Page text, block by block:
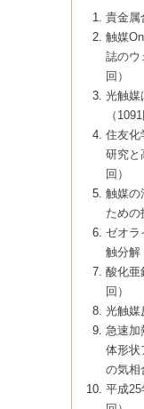
8号 高機能化
触媒の最近の
7号 持続可能
触媒関連技術
5号 若手会員
企業編
6号 第102回
7号 触媒・化
8号 若手研
2：大学・研
5号 こんな
の可能性―
7号 『結晶
8号 イオン液
5号 水素製
しい展開
6号 第98回触
7号 基礎化
8号 多機能型
4号 水分解用
5号 時間分
6号 第96回触
8号 超臨界
2号 第93回触
3号 特殊エネ
4号 生体内
5号 ファイン
6号 第94回
7号 サブナ
8号 オレフィ
1号 なぜこ
2号 第91回
3号 最近の自
4号 触媒研究
5号 基礎化
6号 第92回
7号 基礎化学
8号 資源の循
▼44巻（2002
1号 高次制
2号 第89回触
3号 触媒を利
4号 ナノ材料
5号 こんな触
6号 第90回
7号 触媒研究
8号 若い世代
▼43巻（
1号 グリーン
2号 第87回触
3号 生体触媒
4号 水素製
5号 触媒研究
ビナトリアル
6号 第88回
7号 企業に
8号 この材
▼42巻（2000
1号 触媒反
2号 第85回触
3号 反応ダイ
5号 触媒の
6号 第86回
7号 水素化精
8号 新しい反
クラスタ-化学
▼41巻（
1号 孔、穴、
2号 第83回
3号 均一系触
4号 実用炭
5号 研究の
7号 機能性
8号 触媒研究
▼40巻（1998
進展と21世
媒学会この
2号 第81回
3号 計算機触
4号 触媒劣
5号 最新の実
6号 第82回
7号 ナノ構造
8号 あの反応
1号 均一系と
接点
2号 第79回
3号 最新NO
4号 新しい
5号 反応・分
6号 第80回
8号 AFMでみ
▼38巻（1996
1号 触媒の構
する21世紀へ
3号 オリン
な触媒作用を
4号 触媒作用
5号 未来を
6号 第78回触
7号 ダイナ
開/C1化学を
▼37巻（
1号 ファイン
2号 第75回
3号 希土類
4号 触媒とリ
5号 エネルギ
6号 第76回
7号 表面吸着
8号 マイクロ
▼36巻（1994
1号 電気化学
2号 第73回
3号 C4化学の
4号 《通常号
5号 《通常号
6号 第74回
▼35巻（
1号 工業触
業化まで
2号 第71回触
3号 研究開
4号 触媒劣
5号 環境に優
▼34巻（
1号 インパク
2号 第69回
3号 ケミカ
▼33巻（
1号 触媒プ
ら工業化ま
2号 第67回
▼32巻（
1号 21世紀
す―触媒化学
2号 第65回触
▼31巻（1989
1号 情報科学
▼30巻（
貴金属
触媒
誌のウ
回）
光触媒
（1091
住友
研究
回）
触媒の
ための
ゼオラ
触分解
酸化亜
回）
光触媒
急速加
体形状
の気相
平成